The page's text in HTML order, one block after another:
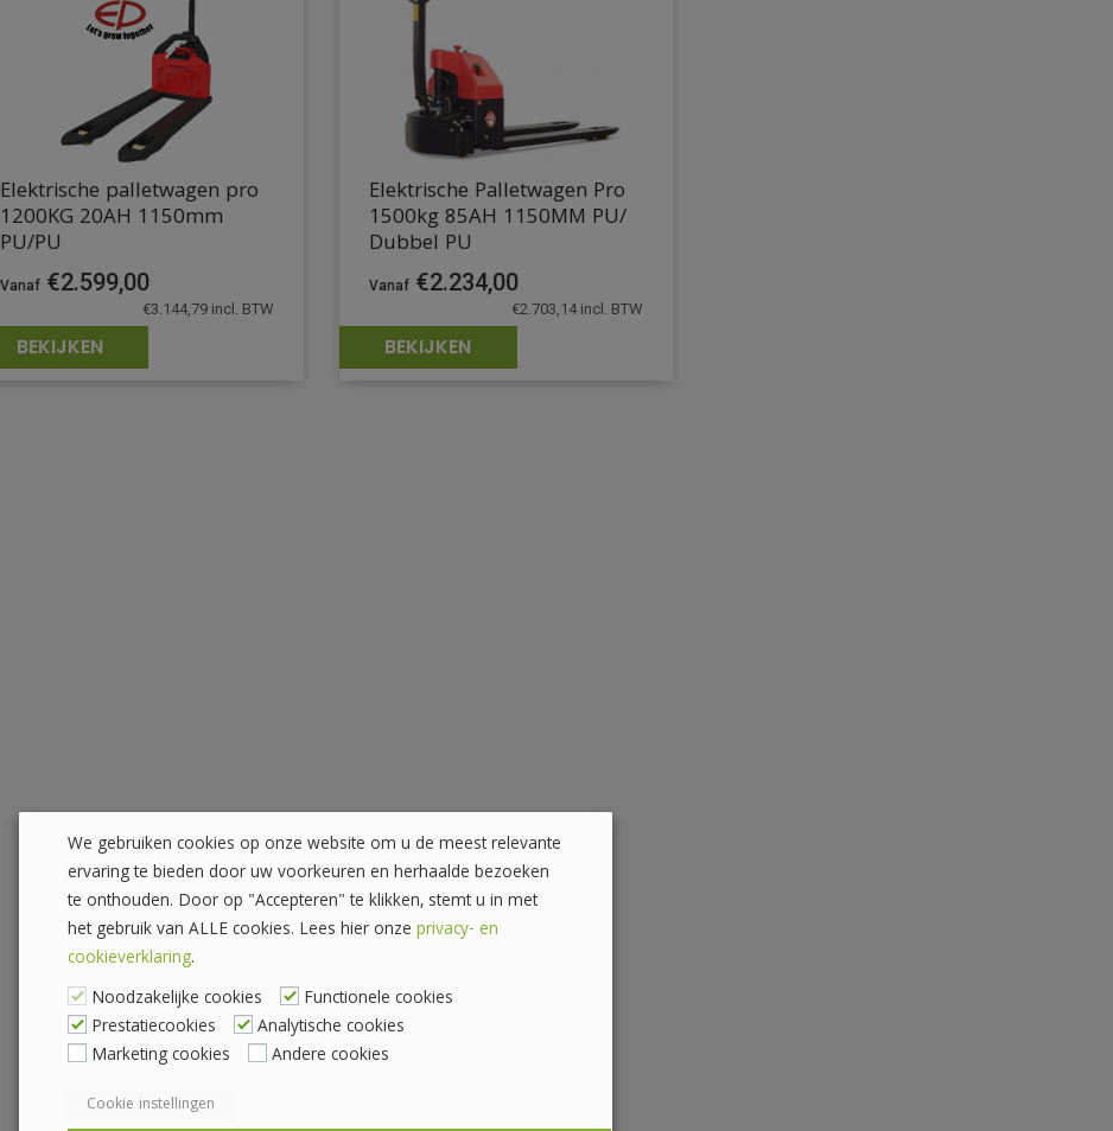
Elektrische palletwagen pro
1200KG 20AH 1150mm
PU/PU
€2.599,00
€3.144,79incl. BTW
BEKIJKEN
Elektrische Palletwagen Pro
1500kg 85AH 1150MM PU/
Dubbel PU
€2.234,00
€2.703,14incl. BTW
BEKIJKEN
We gebruiken cookies op onze website om u de meest relevante
ervaring te bieden door uw voorkeuren en herhaalde bezoeken
te onthouden. Door op "Accepteren" te klikken, stemt u in met
het gebruik van ALLE cookies. Lees hier onze privacy- en
cookieverklaring.
Noodzakelijke cookies
Functionele cookies
Prestatiecookies
Analytische cookies
Marketing cookies
Andere cookies
Cookie instellingen